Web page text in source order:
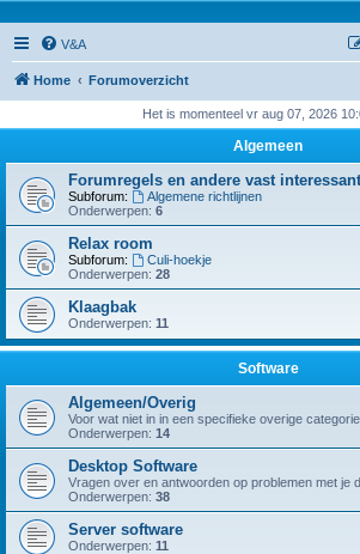
V&A
Home Forumoverzicht
Het is momenteel vr aug 07, 2026
Algemeen
Forumregels en andere vast
Subforum:
Algemene richtlijnen
Onderwerpen: 6
Relax room
Subforum:
Culi-hoekje
Onderwerpen: 28
Klaagbak
Onderwerpen: 11
Software
Algemeen/Overig
Voor wat niet in in een specifieke overige categorie
Onderwerpen: 14
Desktop Software
Vragen over en antwoorden op problemen met je
Onderwerpen: 38
Server software
Onderwerpen: 11